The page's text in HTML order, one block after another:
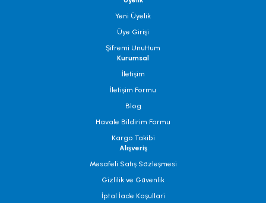
Yeni Üyelik
Üye Girişi
Şifremi Unuttum
Kurumsal
İletişim
İletişim Formu
Blog
Havale Bildirim Formu
Kargo Takibi
Alışveriş
Mesafeli Satış Sözleşmesi
Gizlilik ve Güvenlik
İptal İade Koşullari